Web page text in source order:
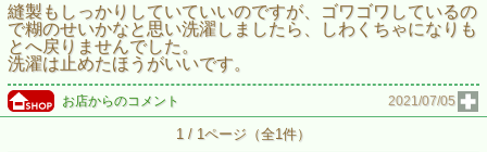
縫製もしっかりしていていいのですが、ゴワゴワしているの
で糊のせいかなと思い洗濯しましたら、しわくちゃになりも
とへ戻りませんでした。
洗濯は止めたほうがいいです。
お店からのコメント 2021/07/05
1 / 1ページ（全1件）